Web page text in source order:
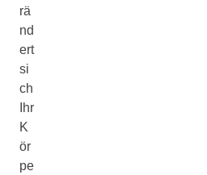
rä
nd
ert
si
ch
Ihr
K
ör
pe